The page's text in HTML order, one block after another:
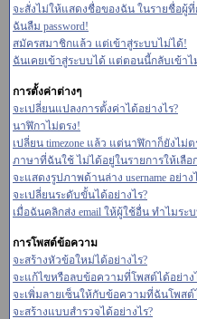
จะสั่งไม่ให้แสดงชื่อของฉัน ในรายชื่อผู้ที่
ฉันลืม password!
สมัครสมาชิกแล้ว แต่เข้าสู่ระบบไม่ได้!
ฉันเคยเข้าสู่ระบบได้ แต่ตอนนี้กลับเข้าไ
การตั้งค่าต่างๆ
จะเปลี่ยนแปลงการตั้งค่าได้อย่างไร?
นาฬิกาไม่ตรง!
เปลี่ยน timezone แล้ว แต่นาฬิกาก็ยังไม่ต
ภาษาที่ฉันใช้ ไม่ได้อยู่ในรายการให้เลือ
จะแสดงรูปภาพด้านล่าง username อย่าง
จะเปลี่ยนระดับขั้นได้อย่างไร?
เมื่อฉันคลิกส่ง email ให้ผู้ใช้อื่น ทำไมร
การโพสต์ข้อความ
จะสร้างหัวข้อใหม่ได้อย่างไร?
จะแก้ไขหรือลบข้อความที่โพสต์ได้อย่าง
จะเพิ่มลายเซ็นให้กับข้อความที่ฉันโพสต์
จะสร้างแบบสำรวจได้อย่างไร?